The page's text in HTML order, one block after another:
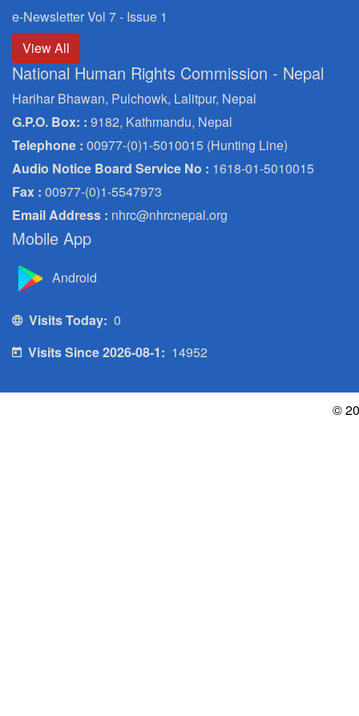
e-Newsletter Vol 7 - Issue 1
View All
National Human Rights Commission - Nepal
Harihar Bhawan, Pulchowk, Lalitpur, Nepal
G.P.O. Box: : 9182, Kathmandu, Nepal
Telephone : 00977-(0)1-5010015 (Hunting Line)
Audio Notice Board Service No : 1618-01-5010015
Fax : 00977-(0)1-5547973
Email Address : nhrc@nhrcnepal.org
Mobile App
Android
Visits Today: 0
Visits Since 2026-08-1: 14952
©